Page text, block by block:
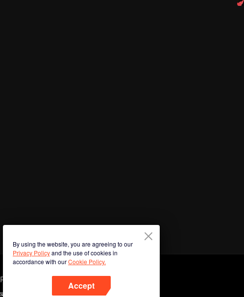
By using the website, you are agreeing to our
Privacy Policyand the use of cookies in
accordance with ourCookie Policy.
Accept
Phone